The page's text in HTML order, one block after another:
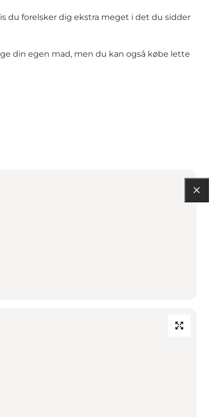
du forelsker dig ekstra meget i det du sidder
din egen mad, men du kan også købe lette